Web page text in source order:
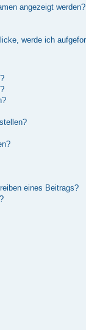
angezeigt werden?
werde ich
eines Beitrags?